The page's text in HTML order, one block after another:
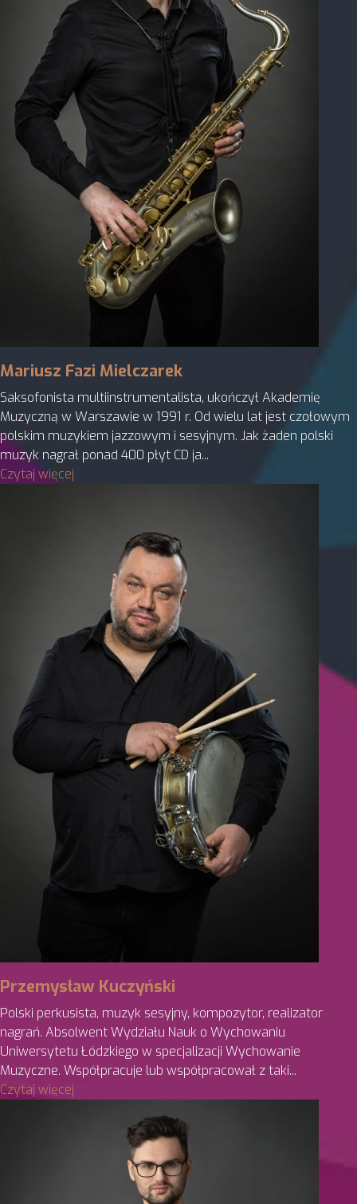
Mariusz Fazi Mielczarek
Saksofonista multiinstrumentalista, ukończył Akademię
Muzyczną w Warszawie w 1991 r. Od wielu lat jest czołowym
polskim muzykiem jazzowym i sesyjnym. Jak żaden polski
muzyk nagrał ponad 400 płyt CD ja...
Czytaj więcej
Przemysław Kuczyński
Polski perkusista, muzyk sesyjny, kompozytor, realizator
nagrań. Absolwent Wydziału Nauk o Wychowaniu
Uniwersytetu Łódzkiego w specjalizacji Wychowanie
Muzyczne. Współpracuje lub współpracował z taki...
Czytaj więcej